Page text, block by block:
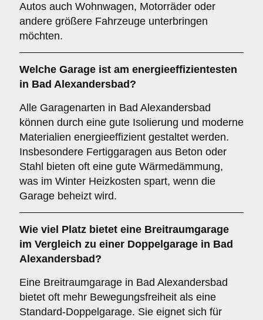
Autos auch Wohnwagen, Motorräder oder
andere größere Fahrzeuge unterbringen
möchten.
Welche Garage ist am energieeffizientesten
in Bad Alexandersbad?
Alle Garagenarten in Bad Alexandersbad
können durch eine gute Isolierung und moderne
Materialien energieeffizient gestaltet werden.
Insbesondere Fertiggaragen aus Beton oder
Stahl bieten oft eine gute Wärmedämmung,
was im Winter Heizkosten spart, wenn die
Garage beheizt wird.
Wie viel Platz bietet eine Breitraumgarage
im Vergleich zu einer Doppelgarage in Bad
Alexandersbad?
Eine Breitraumgarage in Bad Alexandersbad
bietet oft mehr Bewegungsfreiheit als eine
Standard-Doppelgarage. Sie eignet sich für